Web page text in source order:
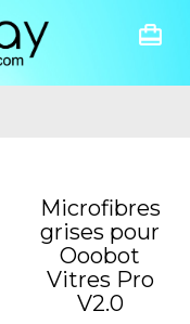
card_travel
Microfibres
grises pour
Ooobot
Vitres Pro
V2.0